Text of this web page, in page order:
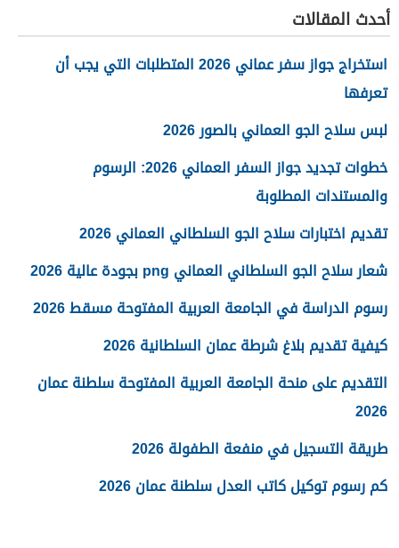
أحدث المقالات
استخراج جواز سفر عماني 2026 المتطلبات التي يجب أن
تعرفها
لبس سلاح الجو العماني بالصور 2026
خطوات تجديد جواز السفر العماني 2026: الرسوم
والمستندات المطلوبة
تقديم اختبارات سلاح الجو السلطاني العماني 2026
شعار سلاح الجو السلطاني العماني png بجودة عالية 2026
رسوم الدراسة في الجامعة العربية المفتوحة مسقط 2026
كيفية تقديم بلاغ شرطة عمان السلطانية 2026
التقديم على منحة الجامعة العربية المفتوحة سلطنة عمان
2026
طريقة التسجيل في منفعة الطفولة 2026
كم رسوم توكيل كاتب العدل سلطنة عمان 2026